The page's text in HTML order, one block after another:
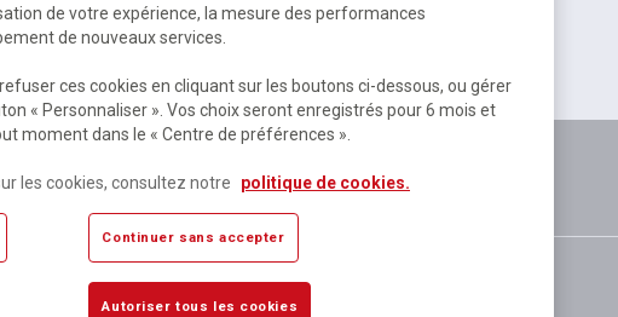
Retour Retour à l'accueil
si validation avant 12h
de votre expérience, la mesure des performances
de nouveaux services.
ces cookies en cliquant sur les boutons ci-dessous, ou gérer
« Personnaliser ». Vos choix seront enregistrés pour 6 mois et
moment dans le « Centre de préférences ».
les cookies, consultez notre politique de cookies.
Continuer sans accepter
Autoriser tous les cookies